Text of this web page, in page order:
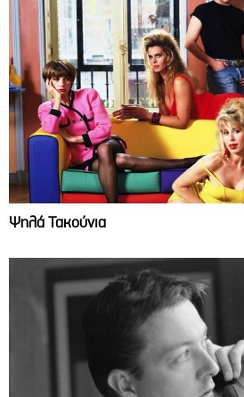
Ψηλά Τακούνια